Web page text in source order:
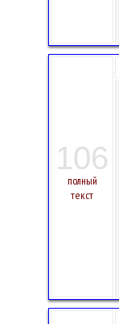
106
полный
текст